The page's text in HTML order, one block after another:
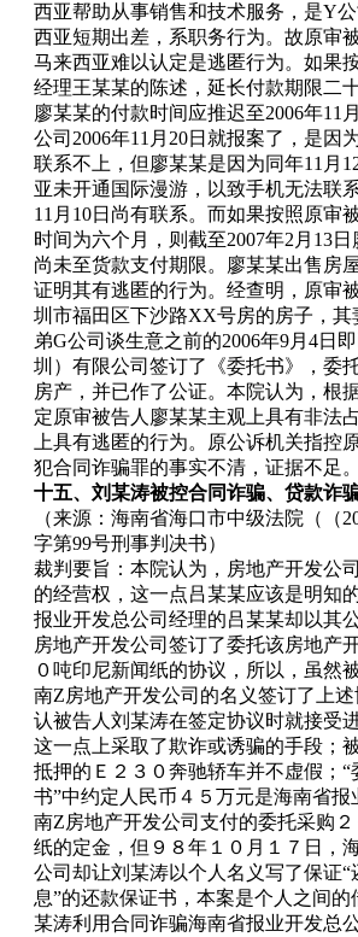
西亚帮助从事销售和技术服务，是Y
西亚短期出差，系职务行为。故原审
马来西亚难以认定是逃匿行为。如果
经理王某某的陈述，延长付款期限二
廖某某的付款时间应推迟至2006年11
公司2006年11月20日就报案了，是因
联系不上，但廖某某是因为同年11月
亚未开通国际漫游，以致手机无法联
11月10日尚有联系。而如果按照原审
时间为六个月，则截至2007年2月13日
尚未至货款支付期限。廖某某出售房
证明其有逃匿的行为。经查明，原审
圳市福田区下沙路XX号房的房子，其
弟G公司谈生意之前的2006年9月4日
圳）有限公司签订了《委托书》，委
房产，并已作了公证。本院认为，根
定原审被告人廖某某主观上具有非法
上具有逃匿的行为。原公诉机关指控
犯合同诈骗罪的事实不清，证据不足。
十五、刘某涛被控合同诈骗、贷款诈
（来源：海南省海口市中级法院（（
字第99号刑事判决书）
裁判要旨：本院认为，房地产开发公
的经营权，这一点吕某某应该是明知
报业开发总公司经理的吕某某却以其
房地产开发公司签订了委托该房地产
０吨印尼新闻纸的协议，所以，虽然
南Z房地产开发公司的名义签订了上
认被告人刘某涛在签定协议时就接受
这一点上采取了欺诈或诱骗的手段；
抵押的Ｅ２３０奔驰轿车并不虚假；“
书”中约定人民币４５万元是海南省
南Z房地产开发公司支付的委托采购
纸的定金，但９８年１０月１７日，
公司却让刘某涛以个人名义写了保证“
息”的还款保证书，本案是个人之间的
某涛利用合同诈骗海南省报业开发总